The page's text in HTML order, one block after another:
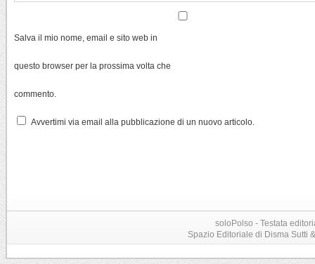
Salva il mio nome, email e sito web in
questo browser per la prossima volta che
commento.
Avvertimi via email alla pubblicazione di un nuovo articolo.
soloPolso - Testata
Spazio Editoriale di Disma Sutti